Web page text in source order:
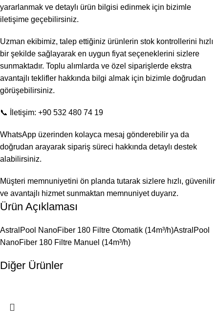
yararlanmak ve detaylı ürün bilgisi edinmek için bizimle
iletişime geçebilirsiniz.
Uzman ekibimiz, talep ettiğiniz ürünlerin stok kontrollerini hızlı
bir şekilde sağlayarak en uygun fiyat seçeneklerini sizlere
sunmaktadır. Toplu alımlarda ve özel siparişlerde ekstra
avantajlı teklifler hakkında bilgi almak için bizimle doğrudan
görüşebilirsiniz.
📞 İletişim: +90 532 480 74 19
WhatsApp üzerinden kolayca mesaj gönderebilir ya da
doğrudan arayarak sipariş süreci hakkında detaylı destek
alabilirsiniz.
Müşteri memnuniyetini ön planda tutarak sizlere hızlı, güvenilir
ve avantajlı hizmet sunmaktan memnuniyet duyarız.
Ürün Açıklaması
AstralPool NanoFiber 180 Filtre Otomatik (14m³/h)AstralPool
NanoFiber 180 Filtre Manuel (14m³/h)
Diğer Ürünler